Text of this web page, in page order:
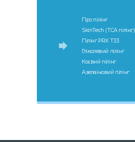
Про пілінг
SkinTech (ТСА пілінг)
Пілінг PRX T33
Гліколевий пілінг
Коєвий пілінг
Азелаїновий пілінг